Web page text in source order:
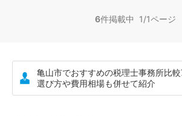
6件掲載中 1/1ページ
亀山市でおすすめの税理士事務所比
選び方や費用相場も併せて紹介